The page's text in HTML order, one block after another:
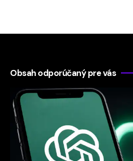
Obsah odporúčaný pre vás